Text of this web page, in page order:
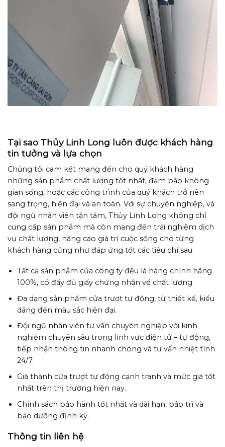
Tại sao Thủy Linh Long luôn được khách hàng
tin tưởng và lựa chọn
Chúng tôi cam kết mang đến cho quý khách hàng
những sản phẩm chất lượng tốt nhất, đảm bảo không
gian sống, hoặc các công trình của quý khách trở nên
sang trọng, hiện đại và an toàn. Với sự chuyên nghiệp, và
đội ngũ nhân viên tận tâm, Thủy Linh Long không chỉ
cung cấp sản phẩm mà còn mang đến trải nghiệm dịch
vụ chất lượng, nâng cao giá trị cuộc sống cho từng
khách hàng cũng như đáp ứng tốt các tiêu chí sau:
Tất cả sản phẩm của công ty đều là hàng chính hãng
100%, có đầy đủ giấy chứng nhận về chất lượng.
Đa dạng sản phẩm cửa trượt tự động, từ thiết kế, kiểu
dáng đến màu sắc hiện đại.
Đội ngũ nhân viên tư vấn chuyên nghiệp với kinh
nghiệm chuyên sâu trong lĩnh vực điện tử – tự động,
tiếp nhận thông tin nhanh chóng và tư vấn nhiệt tình
24/7.
Giá thành cửa trượt tự động cạnh tranh và mức giá tốt
nhất trên thị trường hiện nay.
Chính sách bảo hành tốt nhất và dài hạn, bảo trì và
bảo dưỡng định kỳ.
Thông tin liên hệ